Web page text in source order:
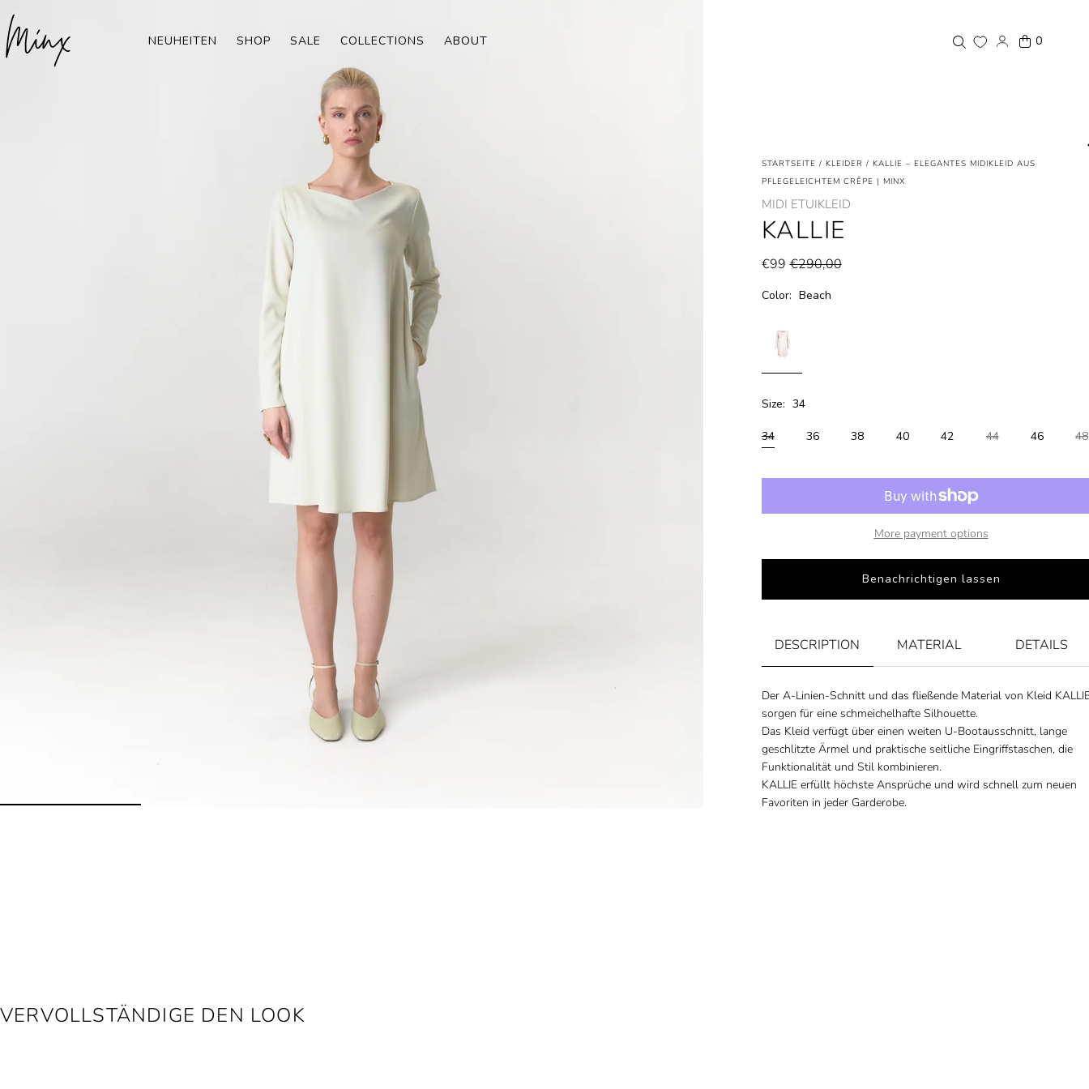
NEUHEITEN
SHOP SALE COLLECTIONS ABOUT 0
STARTSEITE / KLEIDER / KALLIE – ELEGANTES MIDIKLEID AUS
PFLEGELEICHTEM CRÊPE | MINX
MIDI ETUIKLEID
KALLIE
€99 €290,00
Color: Beach
Size: 34
34 36 38 40 42 44 46 48
More payment options
Benachrichtigen lassen
DESCRIPTION MATERIAL DETAILS
Der A-Linien-Schnitt und das fließende Material von Kleid
sorgen für eine schmeichelhafte Silhouette.
Das Kleid verfügt über einen weiten U-Bootausschnitt, lange
geschlitzte Ärmel und praktische seitliche Eingriffstaschen, die
Funktionalität und Stil kombinieren.
KALLIE erfüllt höchste Ansprüche und wird schnell zum neuen
Favoriten in jeder Garderobe.
VERVOLLSTÄNDIGE DEN LOOK